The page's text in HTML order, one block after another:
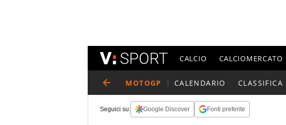
CALCIO CALCIOMERCATO
MOTOGP CALENDARIO CLASSIFICA
Seguici su: Google Discover Fonti preferite